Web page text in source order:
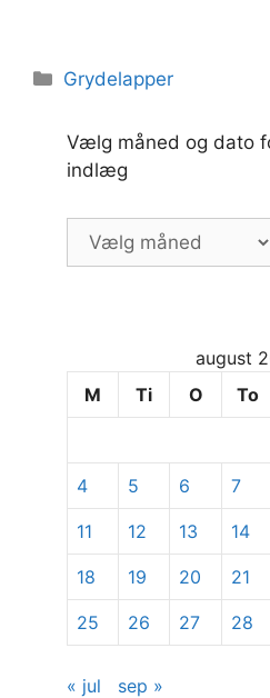
Kategorier
Grydelapper
Vælg måned og dato
indlæg
Vælg
måned
specifikke
august
M
Ti O To
4 5 6 7
11 12 13 14
18 19 20 21
25 26 27 28
« jul sep »